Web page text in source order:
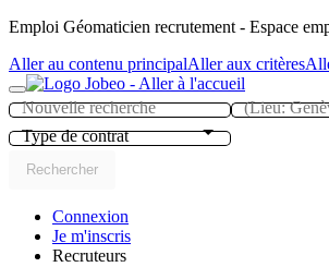
Emploi Géomaticien recrutement - Espace
Aller au contenu principalAller aux critères
Type de contrat
Rechercher
Connexion
Je m'inscris
Recruteurs